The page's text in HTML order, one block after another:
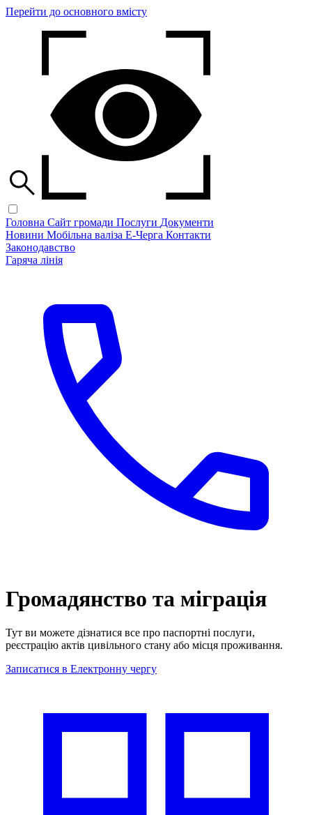
Перейти до основного вмісту
Головна Сайт громади Послуги Документи
Новини Мобільна валіза Е-Черга Контакти
Законодавство
Гаряча лінія
Громадянство та міграція
Тут ви можете дізнатися все про паспортні послуги,
реєстрацію актів цивільного стану або місця проживання.
Записатися в Електронну чергу